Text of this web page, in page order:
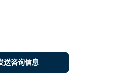
送咨询信息